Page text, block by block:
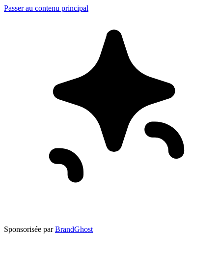
Passer au contenu principal
Sponsorisée par BrandGhost